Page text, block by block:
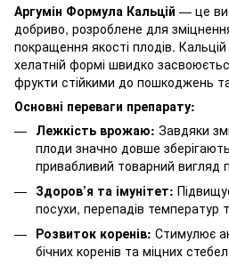
Аргумін Формула Кальцій — це
добриво, розроблене для
покращення якості плодів. Кальцій
хелатній формі швидко
фрукти стійкими до пошкоджень
Основні переваги препарату:
Лежкість врожаю: Завдяки
плоди значно довше
привабливий товарний вигляд
Здоров’я та імунітет:
посухи, перепадів температур
Розвиток коренів: Стимулює
бічних коренів та міцних